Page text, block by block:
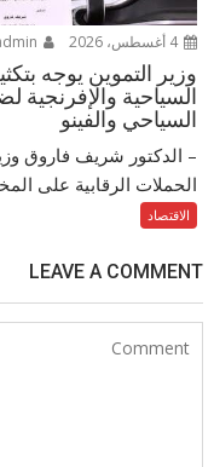
4 أغسطس، 2026
وزير التموين يوجه
السياحية والإفرنجية
السياحي والفينو
– الدكتور شريف فاروق
الحملات الرقابية على
الاقتصاد
LEAVE A COMMENT